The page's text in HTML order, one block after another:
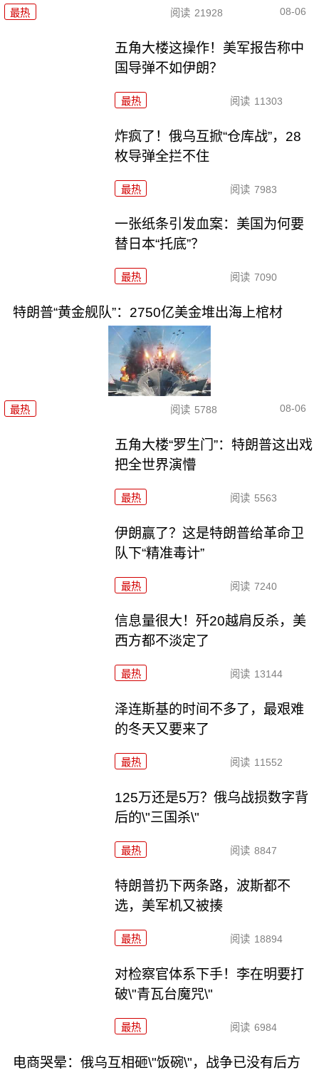
最热 阅读 21928 08-06
五角大楼这操作！美军报告称中
国导弹不如伊朗？
最热 阅读 11303
炸疯了！俄乌互掀“仓库战”，28
枚导弹全拦不住
最热 阅读 7983
一张纸条引发血案：美国为何要
替日本“托底”？
最热 阅读 7090
特朗普“黄金舰队”：2750亿美金堆出海上棺材
最热 阅读 5788 08-06
五角大楼“罗生门”：特朗普这出戏
把全世界演懵
最热 阅读 5563
伊朗赢了？这是特朗普给革命卫
队下“精准毒计”
最热 阅读 7240
信息量很大！歼20越肩反杀，美
西方都不淡定了
最热 阅读 13144
泽连斯基的时间不多了，最艰难
的冬天又要来了
最热 阅读 11552
125万还是5万？俄乌战损数字背
后的\"三国杀\"
最热 阅读 8847
特朗普扔下两条路，波斯都不
选，美军机又被揍
最热 阅读 18894
对检察官体系下手！李在明要打
破\"青瓦台魔咒\"
最热 阅读 6984
电商哭晕：俄乌互相砸\"饭碗\"，战争已没有后方